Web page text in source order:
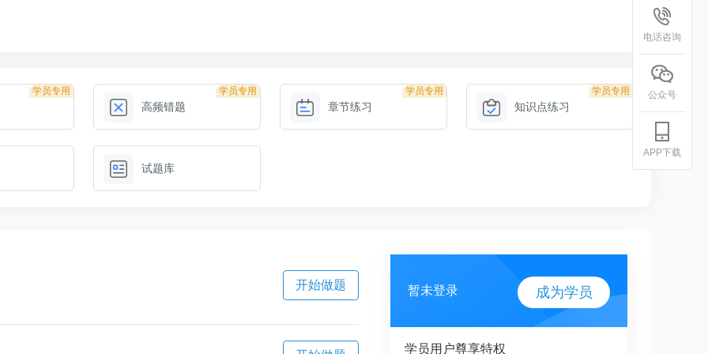
学员专用 学员专用
高频错题
学员专用
章节练习
学员专用
知识点练习
试题库
开始做题 暂未登录 成为学员
学员用户尊享特权
电话咨询
公众号
APP下载